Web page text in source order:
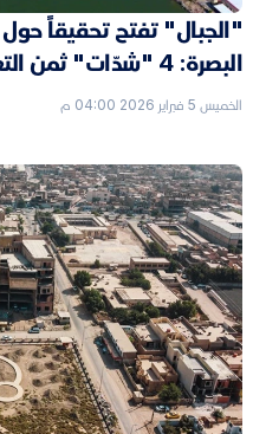
"الجبال" تفتح تحقيقاً
البصرة: 4 "شدّات" ثمن التعيين بصفة حارس
الخميس 5 فبراير 2026 04:00 م